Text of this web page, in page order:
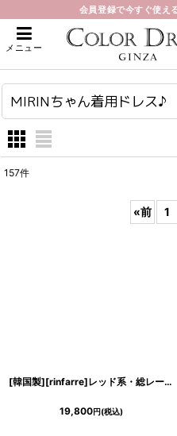
会員登録で今すぐ使
メニュー
ホーム > MIRINちゃん着用ドレス♪
MIRINちゃん着用ドレス♪
157件
«前 1
[韓国製][rinfarre]レッド系・総レース・タータンチェック・センターライン・Uネック・七分袖・タイト・ミディアムドレス・ワンピース[MIRIN着用][送料無料]
19,800円(税込)